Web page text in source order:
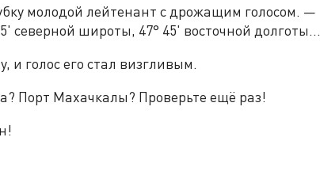
молодой лейтенант с дрожащим голосом. —
северной широты, 47° 45' восточной долготы...
и голос его стал визгливым.
Порт Махачкалы? Проверьте ещё раз!